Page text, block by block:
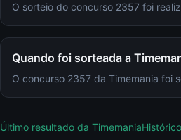
O sorteio do concurso 2357 foi
Quando foi sorteada a
O concurso 2357 da Timemania foi
Último resultado da Timemania